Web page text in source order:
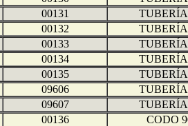
00131
00132
00133
00134
00135
09606
09607
00136 CODO